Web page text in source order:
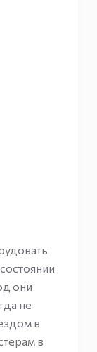
они
не
в
в